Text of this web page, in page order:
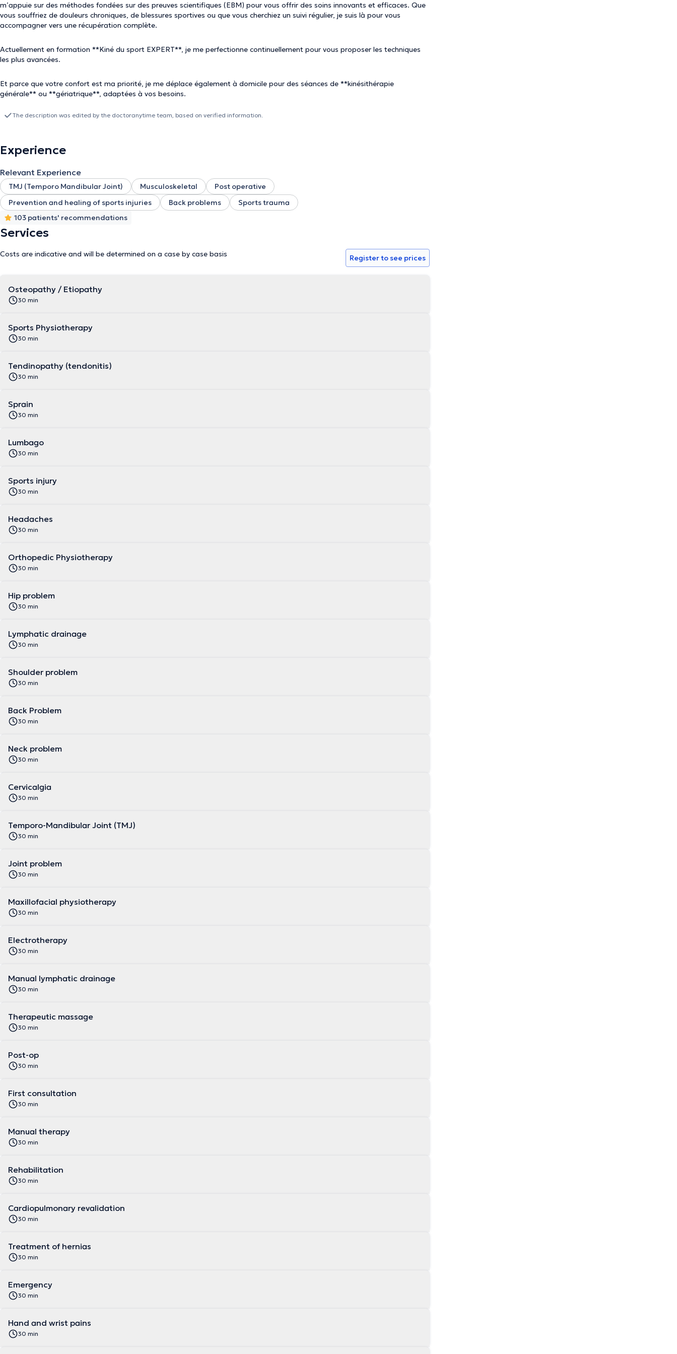
m’appuie sur des méthodes fondées sur des preuves scientifiques (EBM) pour vous offrir des soins innovants et efficaces. Que
vous souffriez de douleurs chroniques, de blessures sportives ou que vous cherchiez un suivi régulier, je suis là pour vous
accompagner vers une récupération complète.
Actuellement en formation **Kiné du sport EXPERT**, je me perfectionne continuellement pour vous proposer les techniques
les plus avancées.
Et parce que votre confort est ma priorité, je me déplace également à domicile pour des séances de **kinésithérapie
générale** ou **gériatrique**, adaptées à vos besoins.
The description was edited by the doctoranytime team, based on verified information.
Experience
Relevant Experience
TMJ (Temporo Mandibular Joint) Musculoskeletal
Post operative
Prevention and healing of sports injuries
Back problems
Sports trauma
103 patients' recommendations
Services
Costs are indicative and will be determined on a case by case basis Register to see prices
Osteopathy / Etiopathy
30 min
Sports Physiotherapy
30 min
Tendinopathy (tendonitis)
30 min
Sprain
30 min
Lumbago
30 min
Sports injury
30 min
Headaches
30 min
Orthopedic Physiotherapy
30 min
Hip problem
30 min
Lymphatic drainage
30 min
Shoulder problem
30 min
Back Problem
30 min
Neck problem
30 min
Cervicalgia
30 min
Temporo-Mandibular Joint (TMJ)
30 min
Joint problem
30 min
Maxillofacial physiotherapy
30 min
Electrotherapy
30 min
Manual lymphatic drainage
30 min
Therapeutic massage
30 min
Post-op
30 min
First consultation
30 min
Manual therapy
30 min
Rehabilitation
30 min
Cardiopulmonary revalidation
30 min
Treatment of hernias
30 min
Emergency
30 min
Hand and wrist pains
30 min